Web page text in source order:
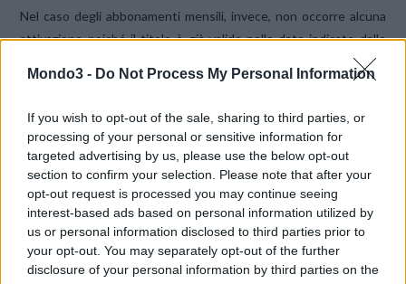
Mondo3 - Do Not Process My Personal Information
If you wish to opt-out of the sale, sharing to third parties, or
processing of your personal or sensitive information for
targeted advertising by us, please use the below opt-out
section to confirm your selection. Please note that after your
opt-out request is processed you may continue seeing
interest-based ads based on personal information utilized by
us or personal information disclosed to third parties prior to
your opt-out. You may separately opt-out of the further
disclosure of your personal information by third parties on the
Nel caso degli abbonamenti mensili, invece, non occorre alcuna
attivazione poiché il titolo è già valido nelle date indicate dallo
stesso. In caso di controlli, sarà sufficiente mostrare tramite App
l’avvenuta transazione eseguita per l’acquisto.
Testimonial d’eccezione per il servizio Teresa Mannino